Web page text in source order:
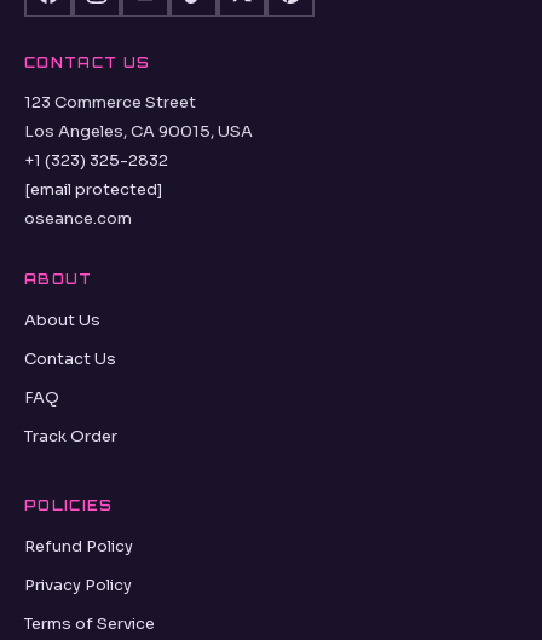
CONTACT US
123 Commerce Street
Los Angeles, CA 90015, USA
+1 (323) 325-2832
[email protected]
oseance.com
ABOUT
About Us
Contact Us
FAQ
Track Order
POLICIES
Refund Policy
Privacy Policy
Terms of Service